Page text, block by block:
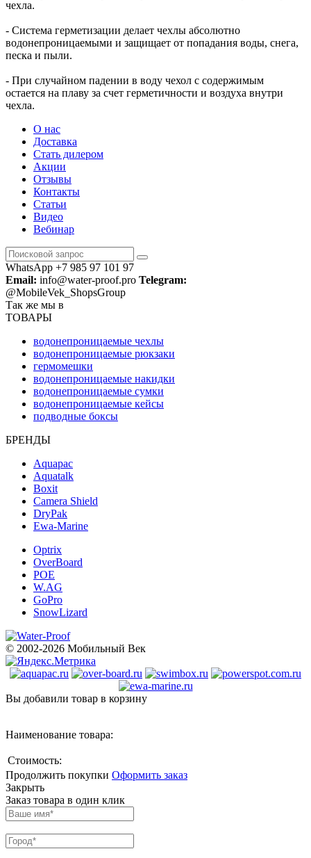
чехла.
- Система герметизации делает чехлы абсолютно
водонепроницаемыми и защищает от попадания воды, снега,
песка и пыли.
- При случайном падении в воду чехол с содержимым
остается на плаву за счет герметичности и воздуха внутри
чехла.
О нас
Доставка
Стать дилером
Акции
Отзывы
Контакты
Статьи
Видео
Вебинар
WhatsApp +7 985 97 101 97
Email: info@water-proof.pro Telegram:
@MobileVek_ShopsGroup
Так же мы в
ТОВАРЫ
водонепроницаемые чехлы
водонепроницаемые рюкзаки
гермомешки
водонепроницаемые накидки
водонепроницаемые сумки
водонепроницаемые кейсы
подводные боксы
БРЕНДЫ
Aquapac
Aquatalk
Boxit
Camera Shield
DryPak
Ewa-Marine
Optrix
OverBoard
POE
W.AG
GoPro
SnowLizard
© 2002-2026 Мобильный Век
Вы добавили товар в корзину
Наименование товара:
Стоимость:
Продолжить покупки Оформить заказ
Закрыть
Заказ товара в один клик